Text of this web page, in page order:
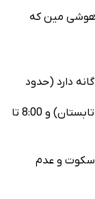
هوشی مین که
دارد (حدود
ساعات بازدید آرامگاه محدود است و معمولاً صبح ها از 7:30 تا 10:30 (در تابستان) و 8:00 تا
سکوت و عدم